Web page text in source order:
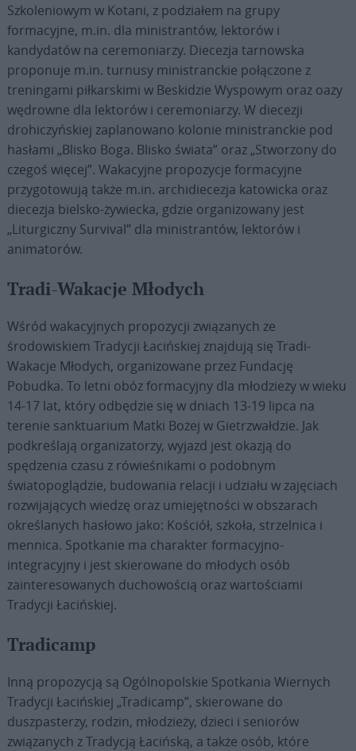
Szkoleniowym w Kotani, z podziałem na grupy
formacyjne, m.in. dla ministrantów, lektorów i
kandydatów na ceremoniarzy. Diecezja tarnowska
proponuje m.in. turnusy ministranckie połączone z
treningami piłkarskimi w Beskidzie Wyspowym oraz oazy
wędrowne dla lektorów i ceremoniarzy. W diecezji
drohiczyńskiej zaplanowano kolonie ministranckie pod
hasłami „Blisko Boga. Blisko świata” oraz „Stworzony do
czegoś więcej”. Wakacyjne propozycje formacyjne
przygotowują także m.in. archidiecezja katowicka oraz
diecezja bielsko-żywiecka, gdzie organizowany jest
„Liturgiczny Survival” dla ministrantów, lektorów i
animatorów.
Tradi-Wakacje Młodych
Wśród wakacyjnych propozycji związanych ze
środowiskiem Tradycji Łacińskiej znajdują się Tradi-
Wakacje Młodych, organizowane przez Fundację
Pobudka. To letni obóz formacyjny dla młodzieży w wieku
14-17 lat, który odbędzie się w dniach 13-19 lipca na
terenie sanktuarium Matki Bożej w Gietrzwałdzie. Jak
podkreślają organizatorzy, wyjazd jest okazją do
spędzenia czasu z rówieśnikami o podobnym
światopoglądzie, budowania relacji i udziału w zajęciach
rozwijających wiedzę oraz umiejętności w obszarach
określanych hasłowo jako: Kościół, szkoła, strzelnica i
mennica. Spotkanie ma charakter formacyjno-
integracyjny i jest skierowane do młodych osób
zainteresowanych duchowością oraz wartościami
Tradycji Łacińskiej.
Tradicamp
Inną propozycją są Ogólnopolskie Spotkania Wiernych
Tradycji Łacińskiej „Tradicamp”, skierowane do
duszpasterzy, rodzin, młodzieży, dzieci i seniorów
związanych z Tradycją Łacińską, a także osób, które